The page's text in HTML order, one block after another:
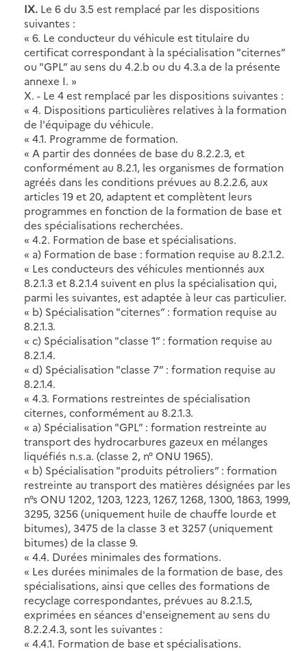
IX. Le 6 du 3.5 est remplacé par les dispositions
suivantes :
« 6. Le conducteur du véhicule est titulaire du
certificat correspondant à la spécialisation "citernes”
ou "GPL” au sens du 4.2.b ou du 4.3.a de la présente
annexe I. »
X. - Le 4 est remplacé par les dispositions suivantes :
« 4. Dispositions particulières relatives à la formation
de l'équipage du véhicule.
« 4.1. Programme de formation.
« A partir des données de base du 8.2.2.3, et
conformément au 8.2.1, les organismes de formation
agréés dans les conditions prévues au 8.2.2.6, aux
articles 19 et 20, adaptent et complètent leurs
programmes en fonction de la formation de base et
des spécialisations recherchées.
« 4.2. Formation de base et spécialisations.
« a) Formation de base : formation requise au 8.2.1.2.
« Les conducteurs des véhicules mentionnés aux
8.2.1.3 et 8.2.1.4 suivent en plus la spécialisation qui,
parmi les suivantes, est adaptée à leur cas particulier.
« b) Spécialisation "citernes” : formation requise au
8.2.1.3.
« c) Spécialisation "classe 1” : formation requise au
8.2.1.4.
« d) Spécialisation "classe 7” : formation requise au
8.2.1.4.
« 4.3. Formations restreintes de spécialisation
citernes, conformément au 8.2.1.3.
« a) Spécialisation "GPL” : formation restreinte au
transport des hydrocarbures gazeux en mélanges
liquéfiés n.s.a. (classe 2, n° ONU 1965).
« b) Spécialisation "produits pétroliers” : formation
restreinte au transport des matières désignées par les
n°s ONU 1202, 1203, 1223, 1267, 1268, 1300, 1863, 1999,
3295, 3256 (uniquement huile de chauffe lourde et
bitumes), 3475 de la classe 3 et 3257 (uniquement
bitumes) de la classe 9.
« 4.4. Durées minimales des formations.
« Les durées minimales de la formation de base, des
spécialisations, ainsi que celles des formations de
recyclage correspondantes, prévues au 8.2.1.5,
exprimées en séances d'enseignement au sens du
8.2.2.4.3, sont les suivantes :
« 4.4.1. Formation de base et spécialisations.